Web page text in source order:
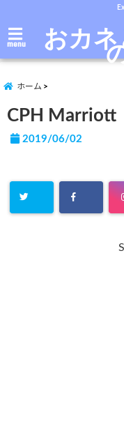
menu おカ
ホーム
CPH Marriott
2019/06/02